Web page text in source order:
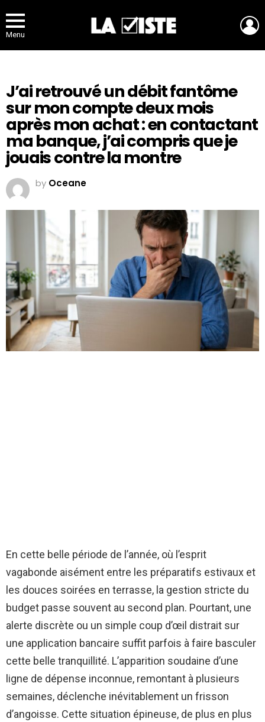
Menu
J’ai retrouvé un débit fantôme
sur mon compte deux mois
après mon achat : en contactant
ma banque, j’ai compris que je
jouais contre la montre
by Oceane
En cette belle période de l’année, où l’esprit
vagabonde aisément entre les préparatifs estivaux et
les douces soirées en terrasse, la gestion stricte du
budget passe souvent au second plan. Pourtant, une
alerte discrète ou un simple coup d’œil distrait sur
une application bancaire suffit parfois à faire basculer
cette belle tranquillité. L’apparition soudaine d’une
ligne de dépense inconnue, remontant à plusieurs
semaines, déclenche inévitablement un frisson
d’angoisse. Cette situation épineuse, de plus en plus